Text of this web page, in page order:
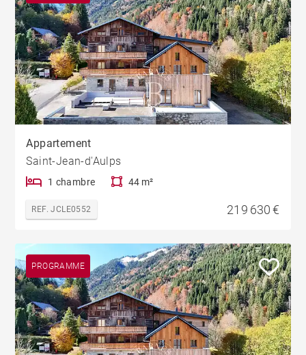
Appartement
Saint-Jean-d'Aulps
1 chambre 44 m²
REF. JCLE0552 219 630 €
PROGRAMME